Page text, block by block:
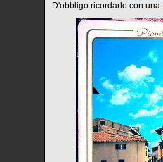
D'obbligo ricordarlo con una